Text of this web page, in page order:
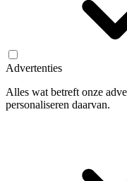
Advertenties
Alles wat betreft onze
personaliseren daarvan.